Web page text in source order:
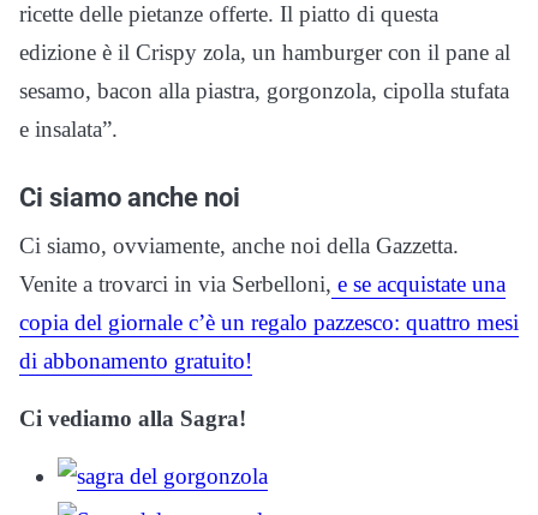
ricette delle pietanze offerte. Il piatto di questa
edizione è il Crispy zola, un hamburger con il pane al
sesamo, bacon alla piastra, gorgonzola, cipolla stufata
e insalata”.
Ci siamo anche noi
Ci siamo, ovviamente, anche noi della Gazzetta.
Venite a trovarci in via Serbelloni, e se acquistate una
copia del giornale c’è un regalo pazzesco: quattro mesi
di abbonamento gratuito!
Ci vediamo alla Sagra!